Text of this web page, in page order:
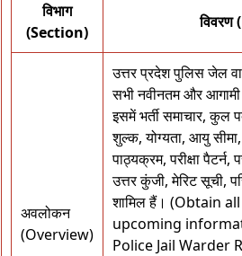
विभाग
(Section)
अवलोकन
(Overview)
उत्तर प्रदेश पुलिस जेल
सभी नवीनतम और आगामी
इसमें भर्ती समाचार, कुल
शुल्क, योग्यता, आयु
पाठ्यक्रम, परीक्षा पैटर्न,
उत्तर कुंजी, मेरिट सूची,
शामिल हैं। (Obtain
upcoming
Police Jail Warder